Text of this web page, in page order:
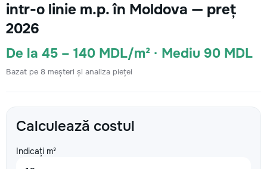
intr-o linie m.p. în Moldova — preț
2026
De la 45 – 140 MDL/m² · Mediu 90 MDL
Bazat pe 8 meșteri și analiza pieței
Calculează costul
Indicați m²